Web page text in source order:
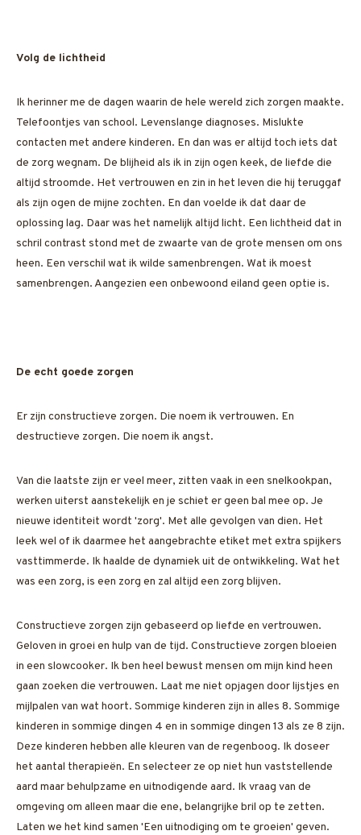
Volg de lichtheid
Ik herinner me de dagen waarin de hele wereld zich zorgen maakte.
Telefoontjes van school. Levenslange diagnoses. Mislukte
contacten met andere kinderen. En dan was er altijd toch iets dat
de zorg wegnam. De blijheid als ik in zijn ogen keek, de liefde die
altijd stroomde. Het vertrouwen en zin in het leven die hij teruggaf
als zijn ogen de mijne zochten. En dan voelde ik dat daar de
oplossing lag. Daar was het namelijk altijd licht. Een lichtheid dat in
schril contrast stond met de zwaarte van de grote mensen om ons
heen. Een verschil wat ik wilde samenbrengen. Wat ik moest
samenbrengen. Aangezien een onbewoond eiland geen optie is.
De echt goede zorgen
Er zijn constructieve zorgen. Die noem ik vertrouwen. En
destructieve zorgen. Die noem ik angst.
Van die laatste zijn er veel meer, zitten vaak in een snelkookpan,
werken uiterst aanstekelijk en je schiet er geen bal mee op. Je
nieuwe identiteit wordt 'zorg'. Met alle gevolgen van dien. Het
leek wel of ik daarmee het aangebrachte etiket met extra spijkers
vasttimmerde. Ik haalde de dynamiek uit de ontwikkeling. Wat het
was een zorg, is een zorg en zal altijd een zorg blijven.
Constructieve zorgen zijn gebaseerd op liefde en vertrouwen.
Geloven in groei en hulp van de tijd. Constructieve zorgen bloeien
in een slowcooker. Ik ben heel bewust mensen om mijn kind heen
gaan zoeken die vertrouwen. Laat me niet opjagen door lijstjes en
mijlpalen van wat hoort. Sommige kinderen zijn in alles 8. Sommige
kinderen in sommige dingen 4 en in sommige dingen 13 als ze 8 zijn.
Deze kinderen hebben alle kleuren van de regenboog. Ik doseer
het aantal therapieën. En selecteer ze op niet hun vaststellende
aard maar behulpzame en uitnodigende aard. Ik vraag van de
omgeving om alleen maar die ene, belangrijke bril op te zetten.
Laten we het kind samen 'Een uitnodiging om te groeien' geven.